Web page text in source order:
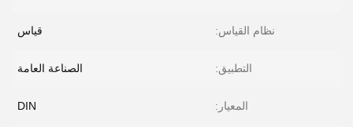
نظام القياس: قياس
التطبيق: الصناعة العامة
المعيار: DIN